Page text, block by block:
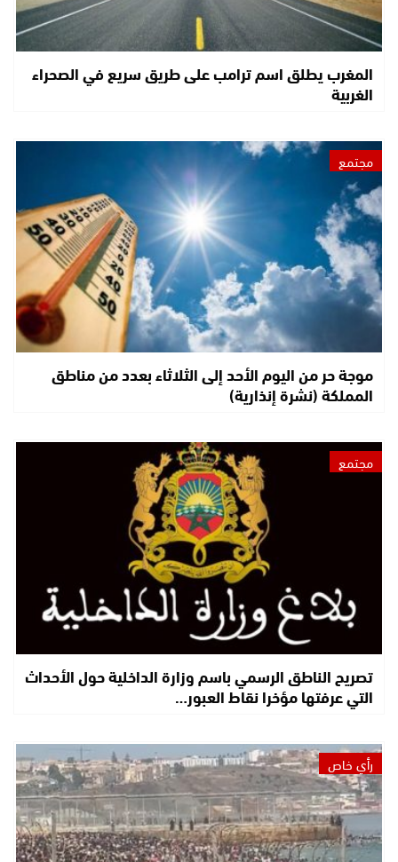
المغرب يطلق اسم ترامب على طريق سريع في الصحراء
الغربية
مجتمع
موجة حر من اليوم الأحد إلى الثلاثاء بعدد من مناطق
المملكة (نشرة إنذارية)
مجتمع
تصريح الناطق الرسمي باسم وزارة الداخلية حول الأحداث
التي عرفتها مؤخرا نقاط العبور…
رأي خاص